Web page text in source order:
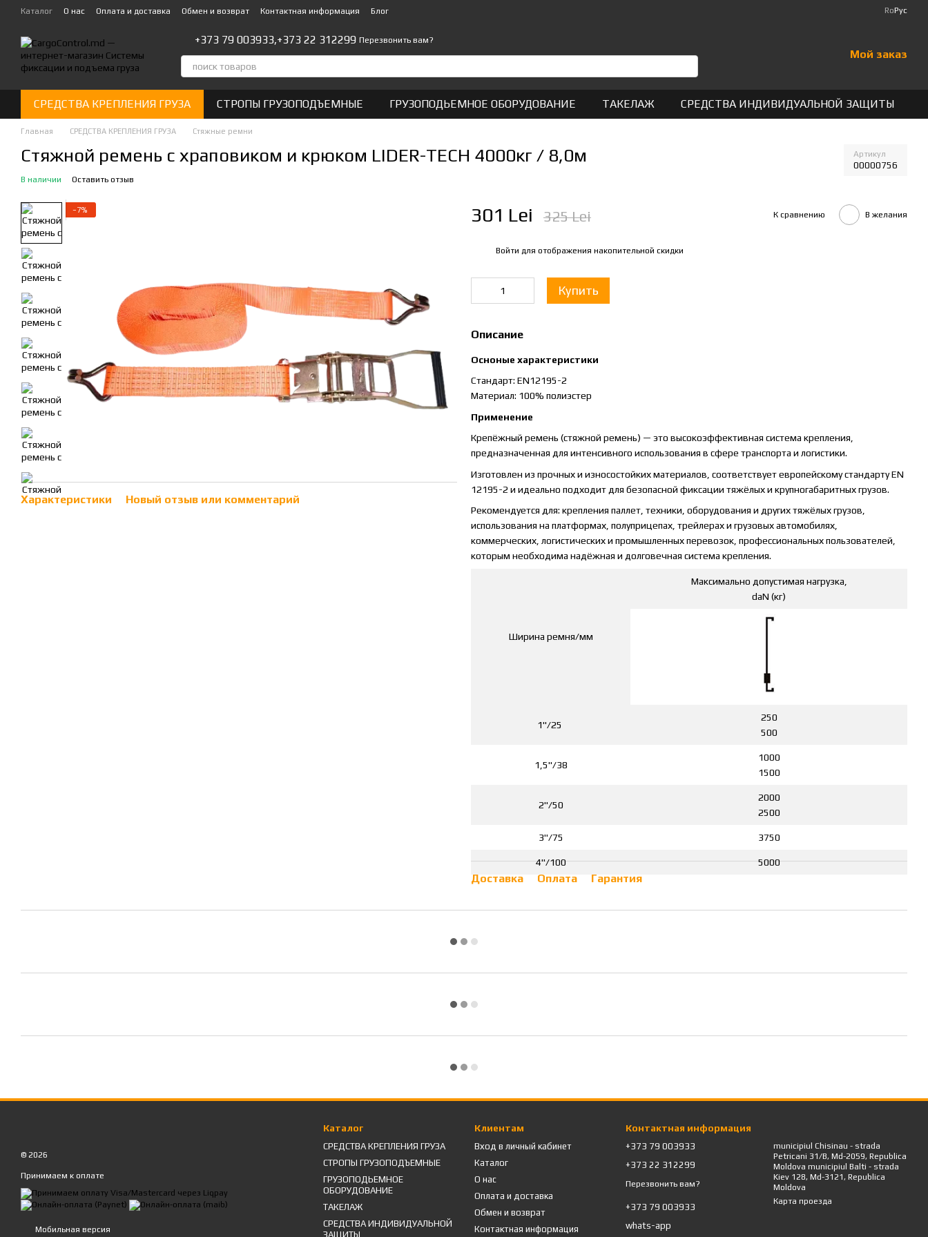
Перейти к основному контенту
Каталог О нас Оплата и доставка Обмен и возврат Контактная информация Блог RoРус
+373 79 003933,+373 22 312299 Перезвонить вам?
Мой заказ
СРЕДСТВА КРЕПЛЕНИЯ ГРУЗА СТРОПЫ ГРУЗОПОДЪЕМНЫЕ ГРУЗОПОДЬЕМНОЕ ОБОРУДОВАНИЕ ТАКЕЛАЖ СРЕДСТВА ИНДИВИДУАЛЬНОЙ ЗАЩИТЫ
Главная СРЕДСТВА КРЕПЛЕНИЯ ГРУЗА Стяжные ремни
Стяжной ремень с храповиком и крюком LIDER-TECH 4000кг / 8,0м Артикул
00000756
В наличии Оставить отзыв
−7%
Характеристики Новый отзыв или комментарий
301 Lei 325 Lei К сравнению В желания
Войти для отображения накопительной скидки
Купить
Описание
Осноные характеристики
Стандарт: EN12195-2
Материал: 100% полиэстер
Применение
Крепёжный ремень (стяжной ремень) — это высокоэффективная система крепления,
предназначенная для интенсивного использования в сфере транспорта и логистики.
Изготовлен из прочных и износостойких материалов, соответствует европейскому стандарту EN
12195-2 и идеально подходит для безопасной фиксации тяжёлых и крупногабаритных грузов.
Рекомендуется для: крепления паллет, техники, оборудования и других тяжёлых грузов,
использования на платформах, полуприцепах, трейлерах и грузовых автомобилях,
коммерческих, логистических и промышленных перевозок, профессиональных пользователей,
которым необходима надёжная и долговечная система крепления.
Ширина ремня/мм
Максимально допустимая нагрузка,
daN (кг)
1"/25
250
500
1,5"/38
1000
1500
2"/50
2000
2500
3"/75 3750
4"/100 5000
Доставка Оплата Гарантия
© 2026
Принимаем к оплате
Мобильная версия
Каталог
СРЕДСТВА КРЕПЛЕНИЯ ГРУЗА
СТРОПЫ ГРУЗОПОДЪЕМНЫЕ
ГРУЗОПОДЬЕМНОЕ
ОБОРУДОВАНИЕ
ТАКЕЛАЖ
СРЕДСТВА ИНДИВИДУАЛЬНОЙ
ЗАЩИТЫ
Клиентам
Вход в личный кабинет
Каталог
О нас
Оплата и доставка
Обмен и возврат
Контактная информация
Контактная информация
+373 79 003933
+373 22 312299
Перезвонить вам?
+373 79 003933
whats-app
municipiul Chisinau - strada
Petricani 31/B, Md-2059, Republica
Moldova municipiul Balti - strada
Kiev 128, Md-3121, Republica
Moldova
Карта проезда